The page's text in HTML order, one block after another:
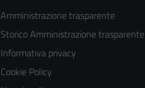
Amministrazione trasparente
Storico Amministrazione trasparente
Informativa privacy
Cookie Policy